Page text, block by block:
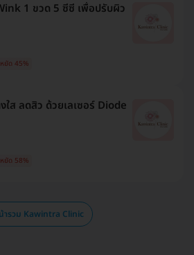
1 ขวด 5 ซีซี เพื่อปรับผิว
หยัด 45%
ใส ลดสิว ด้วยเลเซอร์ Diode
หยัด 58%
ารวม Kawintra Clinic